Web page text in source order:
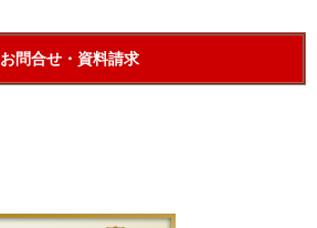
お問合せ・資料請求